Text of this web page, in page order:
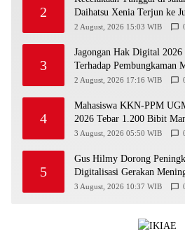
2
Daihatsu Xenia Terjun ke
2 August, 2026 15:03 WIB
3
Jagongan Hak Digital 2026
Terhadap Pembungkaman
2 August, 2026 17:16 WIB
4
Mahasiswa KKN-PPM
2026 Tebar 1.200 Bibit
Layang
3 August, 2026 05:50 WIB
5
Gus Hilmy Dorong
Digitalisasi Gerakan
DIY
3 August, 2026 10:37 WIB